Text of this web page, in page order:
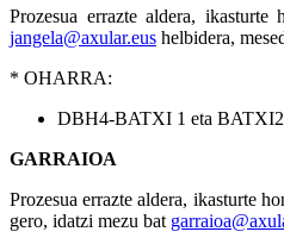
Prozesua errazte aldera,
jangela@axular.eus helbidera,
* OHARRA:
DBH4-BATXI 1 eta
GARRAIOA
Prozesua errazte aldera, ikasturte
gero, idatzi mezu bat